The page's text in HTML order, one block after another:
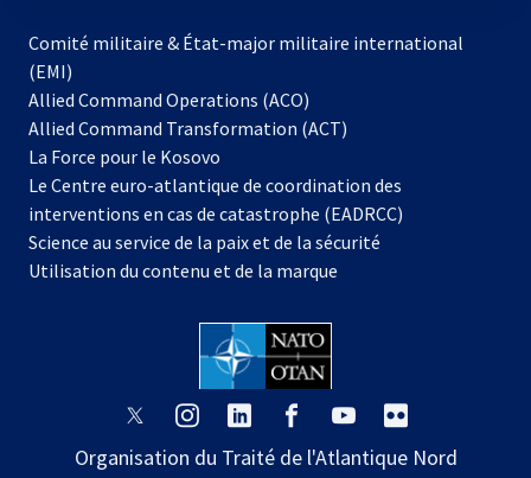
Comité militaire & État-major militaire international
(EMI)
Allied Command Operations (ACO)
dans
nouvel
onglet
Allied Command Transformation (ACT)
La Force pour le Kosovo
dans
un
nouvel
onglet
Le Centre euro-atlantique de coordination des
interventions en cas de catastrophe (EADRCC)
Science au service de la paix et de la sécurité
Utilisation du contenu et de la marque
s’ouvre
un
s’ouvre
un
s’ouvre
un
s’ouvre
un
s’ouvre
un
un
Organisation du Traité de l'Atlantique Nord